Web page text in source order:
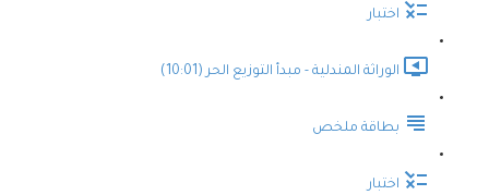
اختبار
الوراثة المندلية - مبدأ التوزيع الحر (10:01)
بطاقة ملخص
اختبار